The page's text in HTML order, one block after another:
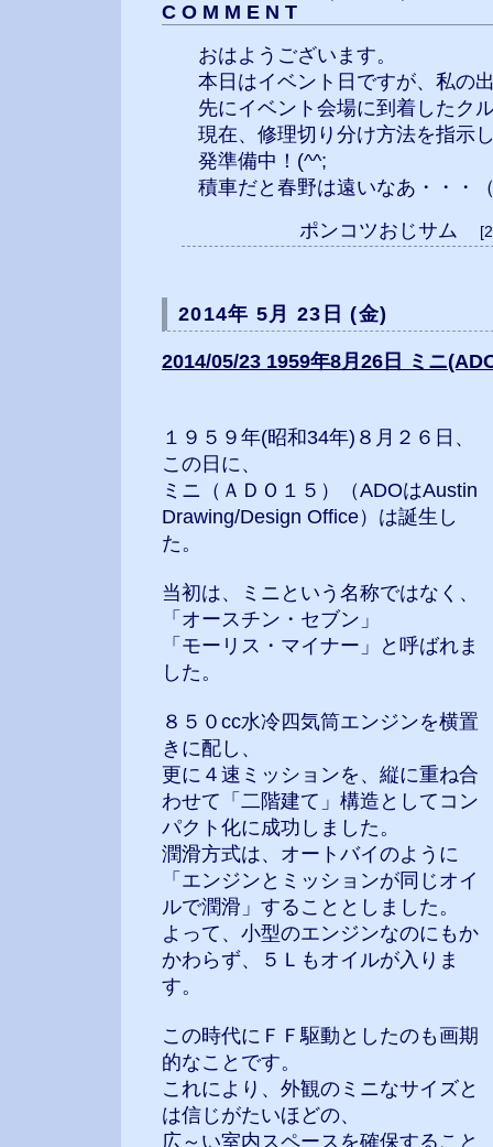
C O M M E N T
おはようございます。
本日はイベント日ですが、私の
先にイベント会場に到着したク
現在、修理切り分け方法を指示
発準備中！(^^;
積車だと春野は遠いなあ・・・
ポンコツおじサム
2014年 5月 23日 (金)
2014/05/23 1959年8月26日 ミニ
１９５９年(昭和34年)８月２６日、
この日に、
ミニ（ＡＤＯ１５）（ADOはAustin
Drawing/Design Office）は誕生し
た。
当初は、ミニという名称ではなく、
「オースチン・セブン」
「モーリス・マイナー」と呼ばれま
した。
８５０cc水冷四気筒エンジンを横置
きに配し、
更に４速ミッションを、縦に重ね合
わせて「二階建て」構造としてコン
パクト化に成功しました。
潤滑方式は、オートバイのように
「エンジンとミッションが同じオイ
ルで潤滑」することとしました。
よって、小型のエンジンなのにもか
かわらず、５Ｌもオイルが入りま
す。
この時代にＦＦ駆動としたのも画期
的なことです。
これにより、外観のミニなサイズと
は信じがたいほどの、
広～い室内スペースを確保すること